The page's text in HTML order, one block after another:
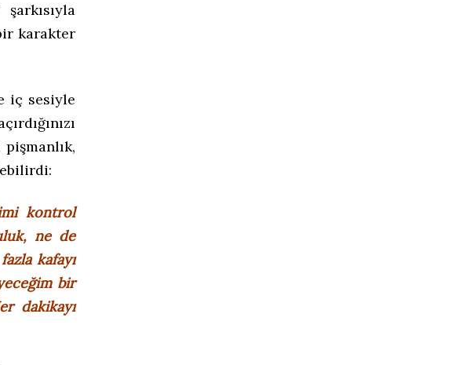
karakter
iç sesiyle
kontrol
ne de
kafayı
bir
dakikayı